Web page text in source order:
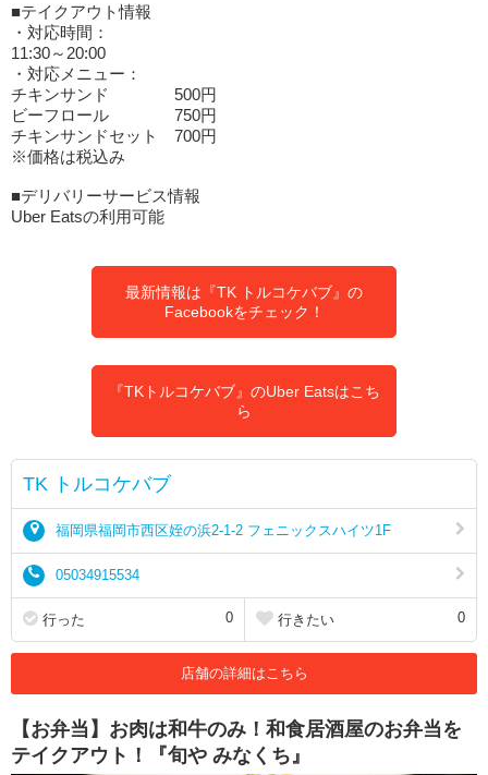
■テイクアウト情報
・対応時間：
11:30～20:00
・対応メニュー：
チキンサンド 500円
ビーフロール 750円
チキンサンドセット 700円
※価格は税込み
■デリバリーサービス情報
Uber Eatsの利用可能
最新情報は『TK トルコケバブ』の
Facebookをチェック！
『TKトルコケバブ』のUber Eatsはこち
ら
TK トルコケバブ
福岡県福岡市西区姪の浜2-1-2 フェニックスハイツ1F
05034915534
行った 0 行きたい 0
店舗の詳細はこちら
【お弁当】お肉は和牛のみ！和食居酒屋のお弁当を
テイクアウト！『旬や みなくち』